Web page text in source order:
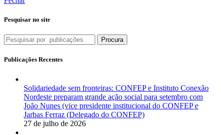
Pesquisar no site
Procura
Publicações Recentes
Solidariedade sem fronteiras: CONFEP e Instituto Conexão
Nordeste preparam grande ação social para setembro com
João Nunes (vice presidente institucional do CONFEP e
Jarbas Ferraz (Delegado do CONFEP)
27 de julho de 2026